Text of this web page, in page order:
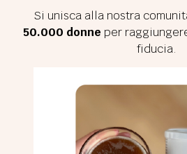
Si unisca alla nostra
50.000 donne per
fiducia.